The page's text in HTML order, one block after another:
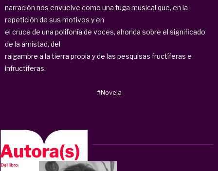
narración nos envuelve como una fuga musical que, en la
repetición de sus motivos y en
el cruce de una polifonía de voces, ahonda sobre el significado
de la amistad, del
raigambre a la tierra propia y de las pesquisas fructíferas e
infructíferas.
#Novela